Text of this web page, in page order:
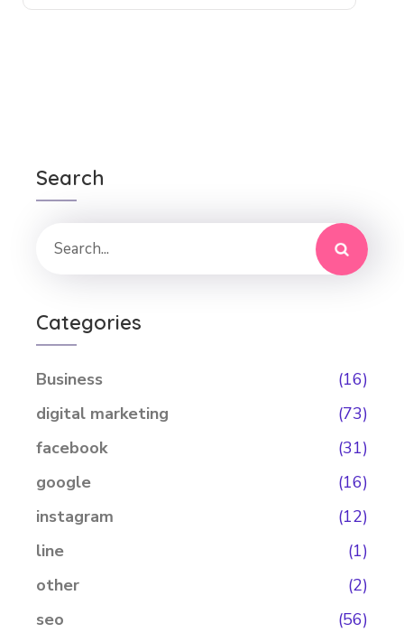
Search
Categories
Business
(16)
digital marketing
(73)
facebook
(31)
google
(16)
instagram
(12)
line
(1)
other
(2)
seo
(56)